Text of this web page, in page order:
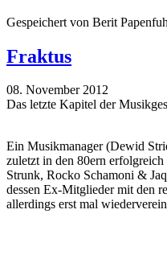
Gespeichert von Berit
Fraktus
08. November 2012
Das letzte Kapitel der
Ein Musikmanager (Dewid
zuletzt in den 80ern
Strunk, Rocko Schamoni &
dessen Ex-Mitglieder mit den
allerdings erst mal